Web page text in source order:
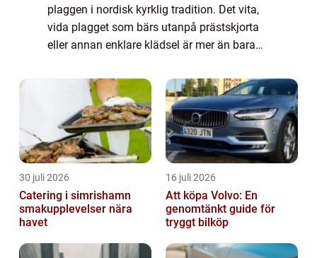
plaggen i nordisk kyrklig tradition. Det vita,
vida plagget som bärs utanpå prästskjorta
eller annan enklare klädsel är mer än bara
30 juli 2026
Catering i simrishamn
smakupplevelser nära
havet
16 juli 2026
Att köpa Volvo: En
genomtänkt guide för
tryggt bilköp